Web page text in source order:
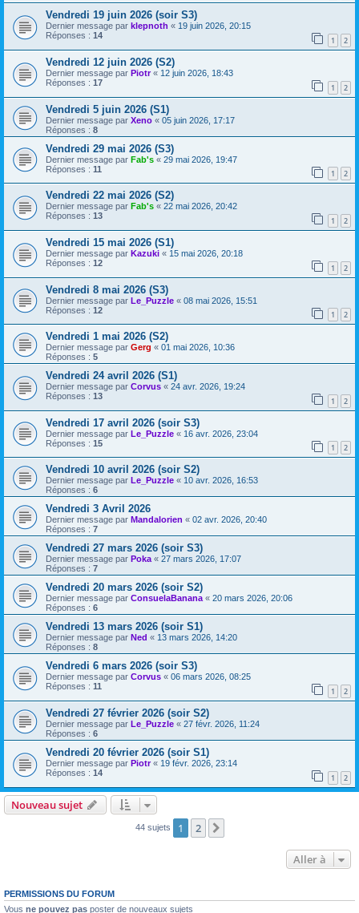
Vendredi 19 juin 2026 (soir S3)
Dernier message par klepnoth « 19 juin 2026, 20:15
Réponses : 14 1 2
Vendredi 12 juin 2026 (S2)
Dernier message par Piotr« 12 juin 2026, 18:43
Réponses : 17 1 2
Vendredi 5 juin 2026 (S1)
Dernier message par Xeno « 05 juin 2026, 17:17
Réponses : 8
Vendredi 29 mai 2026 (S3)
Dernier message par Fab's « 29 mai 2026, 19:47
Réponses : 11 1 2
Vendredi 22 mai 2026 (S2)
Dernier message par Fab's « 22 mai 2026, 20:42
Réponses : 13 1 2
Vendredi 15 mai 2026 (S1)
Dernier message par Kazuki « 15 mai 2026, 20:18
Réponses : 12 1 2
Vendredi 8 mai 2026 (S3)
Dernier message par Le_Puzzle « 08 mai 2026, 15:51
Réponses : 12 1 2
Vendredi 1 mai 2026 (S2)
Dernier message par Gerg « 01 mai 2026, 10:36
Réponses : 5
Vendredi 24 avril 2026 (S1)
Dernier message par Corvus « 24 avr. 2026, 19:24
Réponses : 13 1 2
Vendredi 17 avril 2026 (soir S3)
Dernier message par Le_Puzzle « 16 avr. 2026, 23:04
Réponses : 15 1 2
Vendredi 10 avril 2026 (soir S2)
Dernier message par Le_Puzzle « 10 avr. 2026, 16:53
Réponses : 6
Vendredi 3 Avril 2026
Dernier message par Mandalorien « 02 avr. 2026, 20:40
Réponses : 7
Vendredi 27 mars 2026 (soir S3)
Dernier message par Poka« 27 mars 2026, 17:07
Réponses : 7
Vendredi 20 mars 2026 (soir S2)
Dernier message par ConsuelaBanana« 20 mars 2026, 20:06
Réponses : 6
Vendredi 13 mars 2026 (soir S1)
Dernier message par Ned « 13 mars 2026, 14:20
Réponses : 8
Vendredi 6 mars 2026 (soir S3)
Dernier message par Corvus « 06 mars 2026, 08:25
Réponses : 11 1 2
Vendredi 27 février 2026 (soir S2)
Dernier message par Le_Puzzle « 27 févr. 2026, 11:24
Réponses : 6
Vendredi 20 février 2026 (soir S1)
Dernier message par Piotr« 19 févr. 2026, 23:14
Réponses : 14 1 2
Nouveau sujet
44 sujets 1 2
Aller à
PERMISSIONS DU FORUM
Vous ne pouvez pas poster de nouveaux sujets